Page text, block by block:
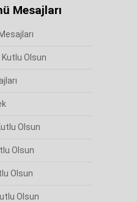
Mesajları
Kutlu Olsun
Olsun
Olsun
Olsun
Olsun